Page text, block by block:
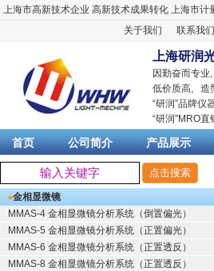
上海市高新技术企业 高新技术成果转化 上海市计
关于我们
联系我们
上海研润
因勤奋而专
低价质高, 造
“研润”品牌仪
“研润”MRO直
首页 公司简介 产品展示
金相显微镜
MMAS-4 金相显微镜分析系统（倒置偏光）
MMAS-5 金相显微镜分析系统（正置偏光）
MMAS-6 金相显微镜分析系统（正置透反）
MMAS-8 金相显微镜分析系统（正置透反）